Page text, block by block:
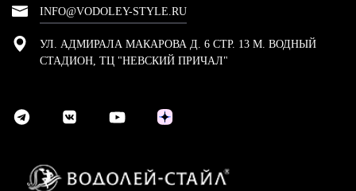
INFO@VODOLEY-STYLE.RU
УЛ. АДМИРАЛА МАКАРОВА Д. 6 СТР. 13 М. ВОДНЫЙ
СТАДИОН, ТЦ "НЕВСКИЙ ПРИЧАЛ"